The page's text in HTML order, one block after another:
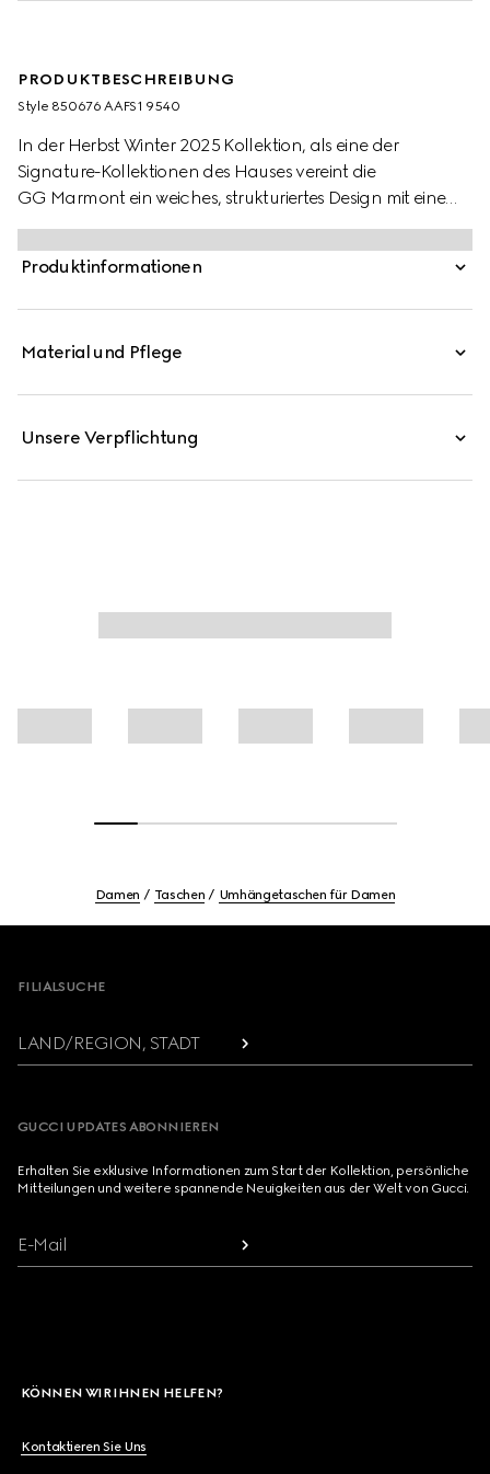
PRODUKTBESCHREIBUNG
Style ‎850676 AAFS1 9540
In der Herbst Winter 2025 Kollektion, als eine der
Signature-Kollektionen des Hauses vereint die
GG Marmont ein weiches, strukturiertes Design mit einem
vielseitigen Kettenriemen und dem symbolträchtigen
Doppel G. Dieses Modell aus weichem, leichtem
Matelassé-Leder mit Chevron-Muster inszeniert das
Produktinformationen
Material und Pflege
Unsere Verpflichtung
Damen Taschen Umhängetaschen für Damen
FILIALSUCHE
LAND/REGION, STADT
GUCCI UPDATES ABONNIEREN
Erhalten Sie exklusive Informationen zum Start der Kollektion, persönliche
Mitteilungen und weitere spannende Neuigkeiten aus der Welt von Gucci.
E-Mail
KÖNNEN WIR IHNEN HELFEN?
Kontaktieren Sie Uns